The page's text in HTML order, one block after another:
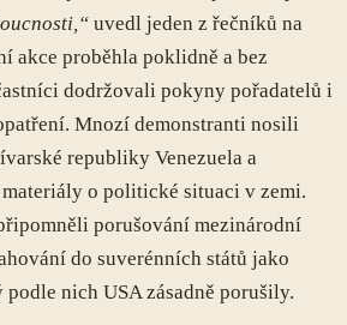
uvedl jeden z řečníků na
akce proběhla poklidně a bez
dodržovali pokyny pořadatelů i
Mnozí demonstranti nosili
republiky Venezuela a
o politické situaci v zemi.
porušování mezinárodní
do suverénních států jako
nich USA zásadně porušily.